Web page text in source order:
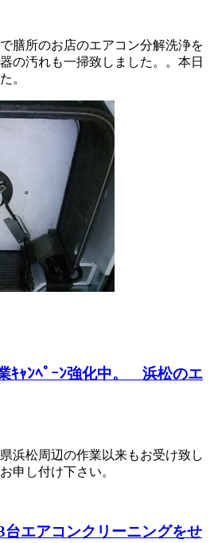
膳所のお店のエアコン分解洗浄を
の汚れも一掃致しました。。本日
。
ｷｬﾝﾍﾟｰﾝ強化中。 浜松のエ
浜松周辺の作業以来もお受け致し
申し付け下さい。
エアコンクリーニングをせ